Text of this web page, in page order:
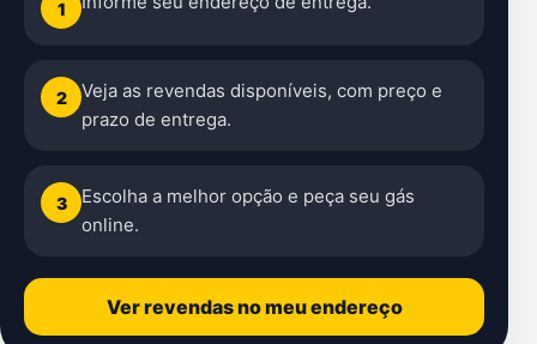
1
2
Veja as revendas disponíveis, com preço e
prazo de entrega.
3
Escolha a melhor opção e peça seu gás
online.
Ver revendas no meu endereço